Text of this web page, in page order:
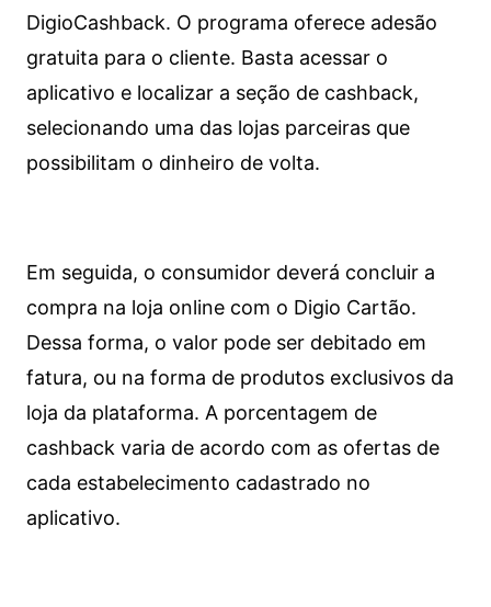
DigioCashback. O programa oferece adesão
gratuita para o cliente. Basta acessar o
aplicativo e localizar a seção de cashback,
selecionando uma das lojas parceiras que
possibilitam o dinheiro de volta.
Em seguida, o consumidor deverá concluir a
compra na loja online com o Digio Cartão.
Dessa forma, o valor pode ser debitado em
fatura, ou na forma de produtos exclusivos da
loja da plataforma. A porcentagem de
cashback varia de acordo com as ofertas de
cada estabelecimento cadastrado no
aplicativo.